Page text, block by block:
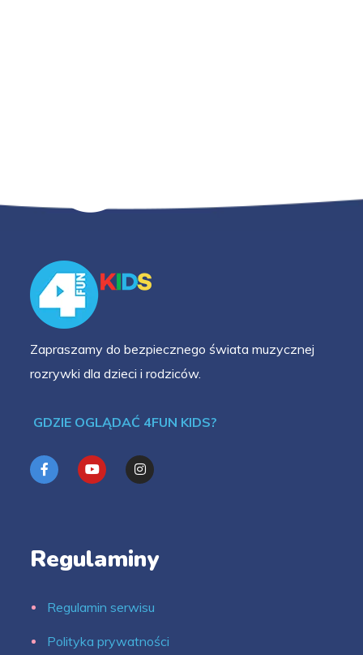
Zapraszamy do bezpiecznego świata muzycznej
rozrywki dla dzieci i rodziców.
GDZIE OGLĄDAĆ 4FUN KIDS?
Regulaminy
Regulamin serwisu
Polityka prywatności